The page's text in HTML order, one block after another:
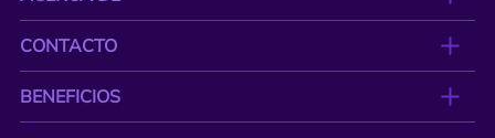
CONTACTO
BENEFICIOS